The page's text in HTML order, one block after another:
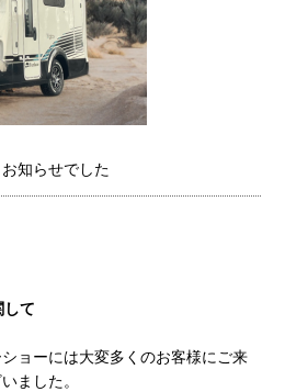
知らせでした
て
ョーには大変多くのお客様にご来
ました。